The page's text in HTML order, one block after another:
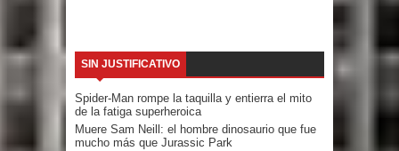
SIN JUSTIFICATIVO
Spider-Man rompe la taquilla y entierra el mito
de la fatiga superheroica
Muere Sam Neill: el hombre dinosaurio que fue
mucho más que Jurassic Park